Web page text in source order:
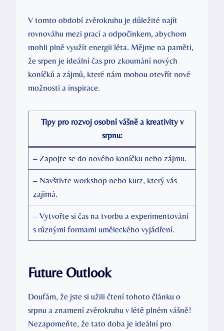
V tomto období zvěrokruhu je důležité najít
rovnováhu mezi prací a odpočinkem, abychom
mohli plně využít energii léta. Mějme na paměti,
že srpen je ideální čas pro zkoumání nových
koníčků a zájmů, které nám mohou otevřít nové
možnosti a inspirace.
Tipy pro rozvoj osobní vášně a kreativity v
srpnu:
– Zapojte se do nového koníčku nebo zájmu.
– Navštivte workshop nebo kurz, který vás
zajímá.
– Vytvořte si čas na tvorbu a experimentování
s různými formami uměleckého vyjádření.
Future Outlook
Doufám, že jste si užili čtení tohoto článku o
srpnu a znamení zvěrokruhu v létě plném vášně!
Nezapomeňte, že tato doba je ideální pro